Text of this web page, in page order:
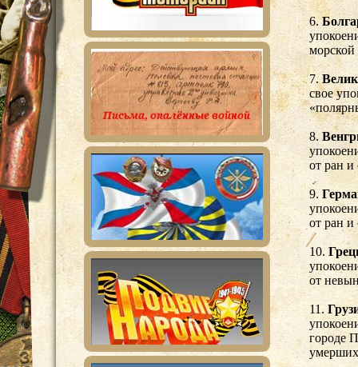
6.
7.
свое
8.
от ран и
9.
от ран и
10.
от
11.
городе